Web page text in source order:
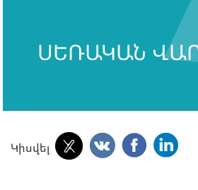
ՍԵՌԱԿԱՆ
Կիսվել